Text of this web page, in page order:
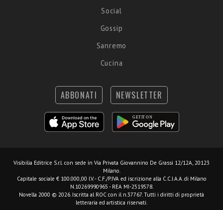
Social
Gossip
Sanremo
Cucina
ABBONATI NEWSLETTER
Visibilia Editrice S.r.l. con sede in Via Privata Giovannino De Grassi 12/12A, 20123
Milano.
Capitale sociale € 100.000,00 I.V. - C.F./P.IVA ed iscrizione alla C.C.I.A.A. di Milano
N.10269990965 - REA MI-2519578.
Novella 2000 © 2026. Iscritta al ROC con il n.37767. Tutti i diritti di proprietà
letteraria ed artistica riservati.